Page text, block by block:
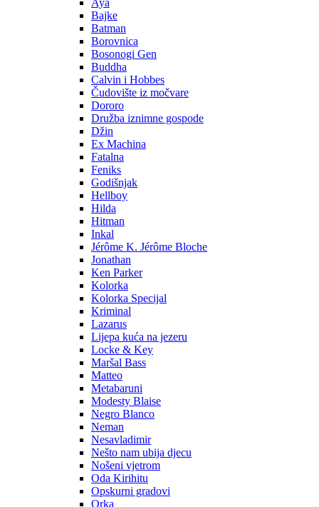
Aya
Bajke
Batman
Borovnica
Bosonogi Gen
Buddha
Calvin i Hobbes
Čudovište iz močvare
Dororo
Družba iznimne gospode
Džin
Ex Machina
Fatalna
Feniks
Godišnjak
Hellboy
Hilda
Hitman
Inkal
Jérôme K. Jérôme Bloche
Jonathan
Ken Parker
Kolorka
Kolorka Specijal
Kriminal
Lazarus
Lijepa kuća na jezeru
Locke & Key
Maršal Bass
Matteo
Metabaruni
Modesty Blaise
Negro Blanco
Neman
Nesavladimir
Nešto nam ubija djecu
Nošeni vjetrom
Oda Kirihitu
Opskurni gradovi
Orka